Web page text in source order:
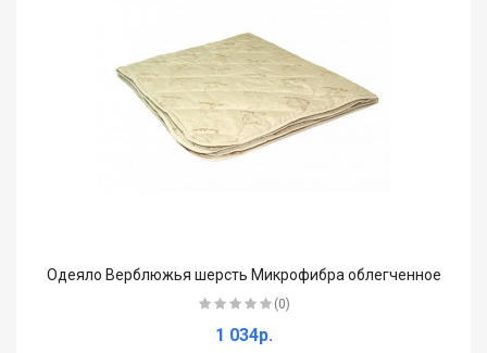
Одеяло Верблюжья шерсть Микрофибра облегченное
(0)
1 034р.